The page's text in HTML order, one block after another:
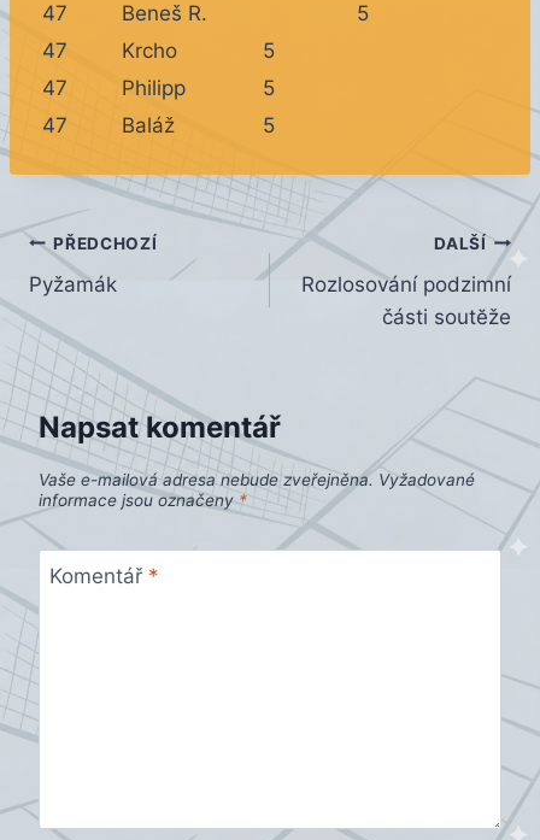
47
Beneš R.
5
47
Krcho
5
47
Philipp
5
47
Baláž 5
Navigace
pro
příspěvek
PŘEDCHOZÍ
Pyžamák
DALŠÍ
Rozlosování podzimní
části soutĕže
Napsat komentář
Vaše e-mailová adresa nebude zveřejněna. Vyžadované
informace jsou označeny*
Komentář *